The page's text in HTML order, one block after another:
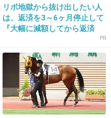
+270 -1
+104 -0
リボ地獄から抜け出したい人
は、返済を3～6ヶ月停止して
『大幅に減額してから返済
PR